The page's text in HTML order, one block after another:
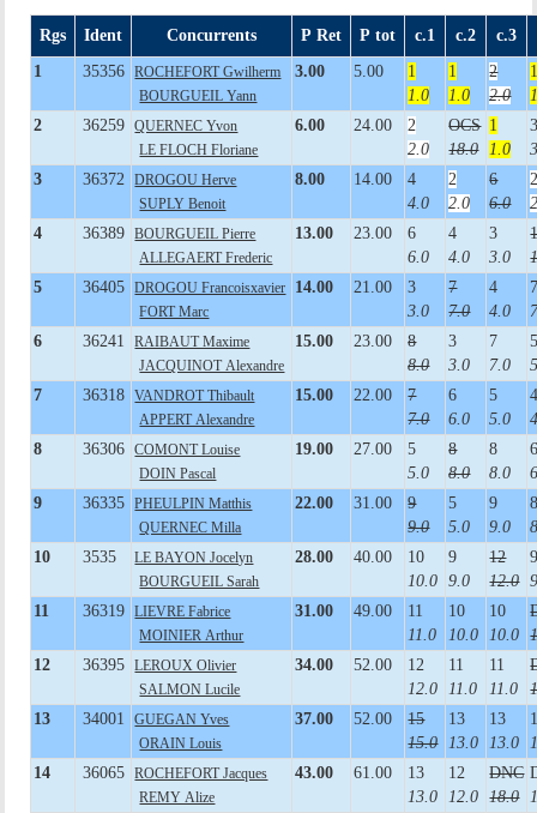
Rgs Ident Concurrents P Ret P tot c.1 c.2
c.3
1
35356
ROCHEFORT Gwilherm
BOURGUEIL Yann
3.00 5.00
1
1.0
1
1.0
2
2.0
2
36259
QUERNEC Yvon
LE FLOCH Floriane
6.00 24.00
2
2.0
OCS
18.0
1
1.0
3
36372
DROGOU Herve
SUPLY Benoit
8.00 14.00
4
4.0
2
2.0
6
6.0
4
36389
BOURGUEIL Pierre
ALLEGAERT Frederic
13.00 23.00
6
6.0
4
4.0
3
3.0
5
36405
DROGOU Francoisxavier
FORT Marc
14.00 21.00
3
3.0
7
7.0
4
4.0
6
36241
RAIBAUT Maxime
JACQUINOT Alexandre
15.00 23.00
8
8.0
3
3.0
7
7.0
7
36318
VANDROT Thibault
APPERT Alexandre
15.00 22.00
7
7.0
6
6.0
5
5.0
8
36306
COMONT Louise
DOIN Pascal
19.00 27.00
5
5.0
8
8.0
8
8.0
9
36335
PHEULPIN Matthis
QUERNEC Milla
22.00 31.00
9
9.0
5
5.0
9
9.0
10
3535
LE BAYON Jocelyn
BOURGUEIL Sarah
28.00 40.00
10
10.0
9
9.0
12
12.0
11
36319
LIEVRE Fabrice
MOINIER Arthur
31.00 49.00
11
11.0
10
10.0
10
10.0
12
36395
LEROUX Olivier
SALMON Lucile
34.00 52.00
12
12.0
11
11.0
11
11.0
13
34001
GUEGAN Yves
ORAIN Louis
37.00 52.00
15
15.0
13
13.0
13
13.0
14
36065
ROCHEFORT Jacques
REMY Alize
43.00 61.00
13
13.0
12
12.0
DNC
18.0